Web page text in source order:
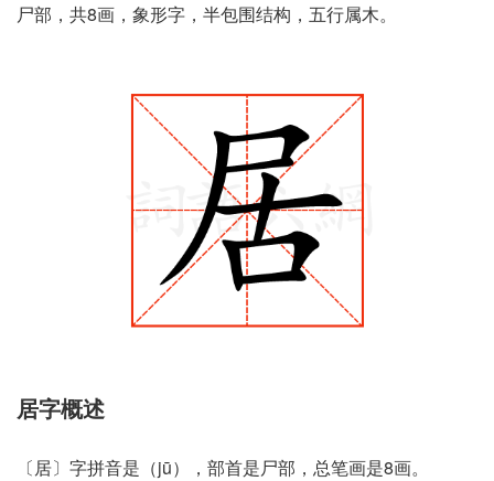
尸部，共8画，象形字，半包围结构，五行属木。
居字概述
〔居〕字拼音是（jū），部首是尸部，总笔画是8画。